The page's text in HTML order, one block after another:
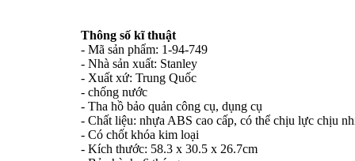
Thông số kĩ thuật
- Mã sản phẩm: 1-94-749
- Nhà sản xuất: Stanley
- Xuất xứ: Trung Quốc
- chống nước
- Tha hồ bảo quản công cụ, dụng cụ
- Chất liệu: nhựa ABS cao cấp, có thể chịu lực chịu
- Có chốt khóa kim loại
- Kích thước: 58.3 x 30.5 x 26.7cm